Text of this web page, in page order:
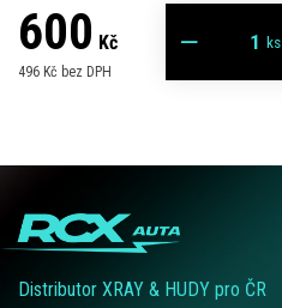
600 Kč
496 Kč bez DPH
ks
Distributor XRAY & HUDY pro ČR